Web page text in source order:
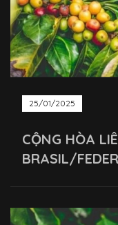
25/01/2025
CỘNG HÒA
BRASIL/